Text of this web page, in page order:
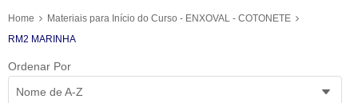
Home
Materiais para Início do Curso - ENXOVAL - COTONETE
RM2 MARINHA
Ordenar Por
Nome de A-Z